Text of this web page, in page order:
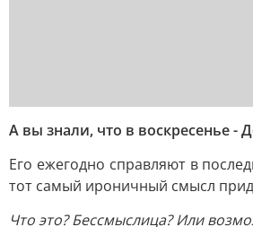
А вы знали, что в воскресенье -
Его ежегодно справляют в
тот самый ироничный смысл
Что это? Бессмыслица? Или